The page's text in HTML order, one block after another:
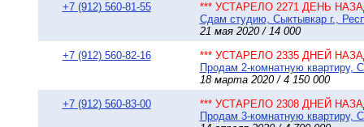
+7 (912) 560-81-55
*** УСТАРЕЛО 2271 ДЕНЬ
Сдам студию, Сыктывкар г.,
21 мая 2020 / 14 000
+7 (912) 560-82-16
*** УСТАРЕЛО 2335 ДНЕЙ
Продам 2-комнатную квартиру,
18 марта 2020 / 4 150 000
+7 (912) 560-83-00
*** УСТАРЕЛО 2308 ДНЕЙ
Продам 3-комнатную квартиру,